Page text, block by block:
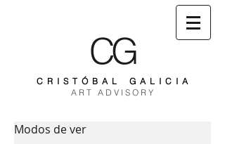
CG
C R I S T Ó B A L G A L I C I A
A R T A D V I S O R Y
Modos de ver